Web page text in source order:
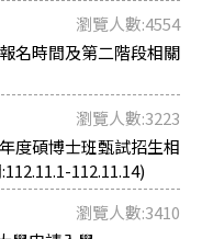
瀏覽人數:4554
名時間及第二階段相關
瀏覽人數:3223
度碩博士班甄試招生相
112.11.14)
瀏覽人數:3410